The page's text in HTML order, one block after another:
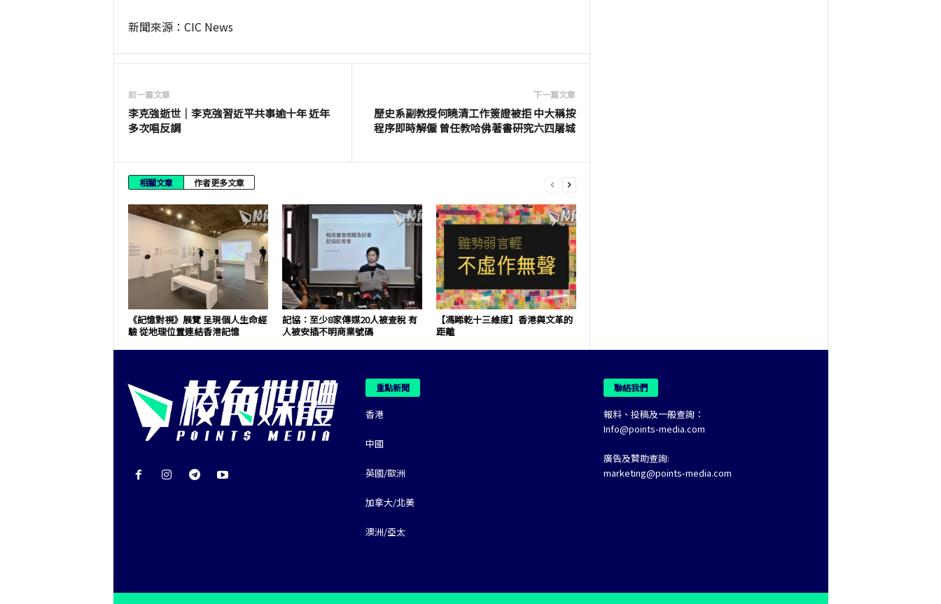
新聞來源： CIC News
前一篇文章
李克強逝世｜李克強習近平共事逾十年 近年
多次唱反調
下一篇文章
歷史系副教授何曉清工作簽證被拒 中大稱按
程序即時解僱 曾任教哈佛著書研究六四屠城
相關文章 作者更多文章
《記憶對視》展覽 呈現個人生命經
驗 從地理位置連結香港記憶
記協：至少8家傳媒20人被查稅 有
人被安插不明商業號碼
【馮睎乾十三維度】香港與文革的
距離
重點新聞
香港
中國
英國/歐洲
加拿大/北美
澳洲/亞太
聯絡我們
報料、投稿及一般查詢：
Info@points-media.com
廣告及贊助查詢:
marketing@points-media.com